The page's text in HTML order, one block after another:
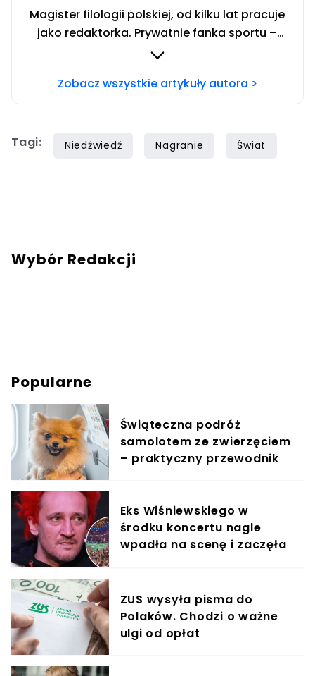
Magister filologii polskiej, od kilku lat pracuje
jako redaktorka. Prywatnie fanka sportu –
zwłaszcza siatkówki i miłośniczka zwierząt.
ze mną skontaktować?Napisz adresowaną do
Zobacz wszystkie artykuły autora >
Tagi: Niedźwiedź Nagranie Świat
Wybór Redakcji
Popularne
Świąteczna podróż
samolotem ze zwierzęciem
– praktyczny przewodnik
Eks Wiśniewskiego w
środku koncertu nagle
wpadła na scenę i zaczęła
ZUS wysyła pisma do
Polaków. Chodzi o ważne
ulgi od opłat